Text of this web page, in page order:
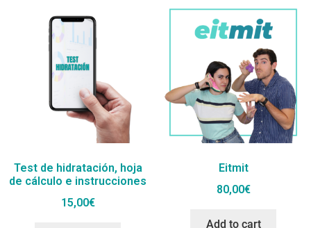
Test de hidratación, hoja
de cálculo e instrucciones
15,00€
Eitmit
80,00€
Add to cart